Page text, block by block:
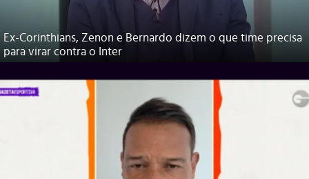
Ex-Corinthians, Zenon e Bernardo dizem o que time precisa
para virar contra o Inter